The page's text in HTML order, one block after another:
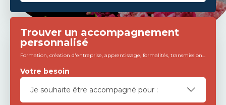
Trouver un accompagnement
personnalisé
Formation, création d'entreprise, apprentissage, formalités, transmission...
Votre besoin